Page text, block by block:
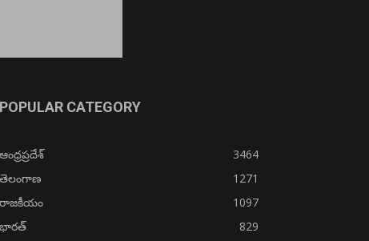
POPULAR CATEGORY
ఆంధ్రప్రదేశ్
3464
తెలంగాణ
1271
రాజకీయం
1097
భారత్
829